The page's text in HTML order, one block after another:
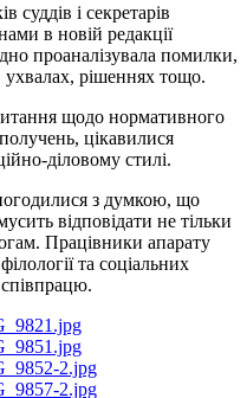
суддів і секретарів
в новій редакції
проаналізувала помилки,
рішеннях тощо.
щодо нормативного
цікавилися
діловому стилі.
з думкою, що
відповідати не тільки
Працівники апарату
та соціальних